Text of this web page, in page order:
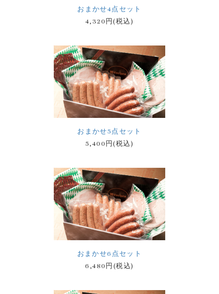
おまかせ4点セット
4,320円(税込)
おまかせ5点セット
5,400円(税込)
おまかせ6点セット
6,480円(税込)